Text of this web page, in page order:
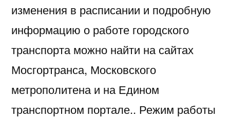
изменения в расписании и подробную
информацию о работе городского
транспорта можно найти на сайтах
Мосгортранса, Московского
метрополитена и на Едином
транспортном портале.. Режим работы